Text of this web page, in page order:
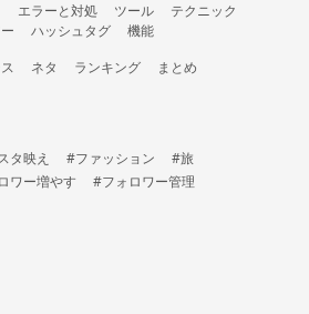
エラーと対処 ツール
テクニック
ハッシュタグ
機能
ネタ ランキング まとめ
タ映え #ファッション
#旅
ワー増やす
#フォロワー管理